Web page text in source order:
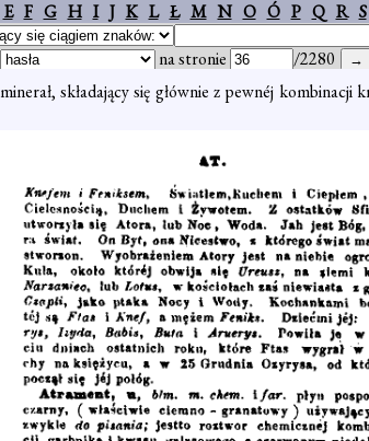
E F G H I J K L Ł M N O Ó P Q R S
na stronie /2280
minerał, składający się głównie z pewnéj